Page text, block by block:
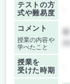
テストの方
式や難易度
コメント
授業の内容や
学べたこと
授業を
受けた時期